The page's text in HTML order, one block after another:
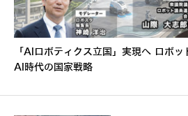
「AIロボティクス立国」実現へ ロボ
AI時代の国家戦略